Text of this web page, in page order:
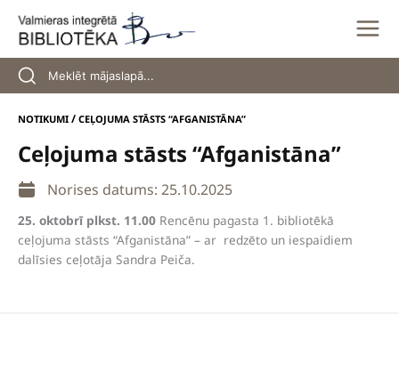
content
NOTIKUMI / CEĻOJUMA STĀSTS “AFGANISTĀNA”
Ceļojuma stāsts “Afganistāna”
Norises datums: 25.10.2025
25. oktobrī plkst. 11.00 Rencēnu pagasta 1. bibliotēkā
ceļojuma stāsts “Afganistāna” – ar redzēto un iespaidiem
dalīsies ceļotāja Sandra Peiča.